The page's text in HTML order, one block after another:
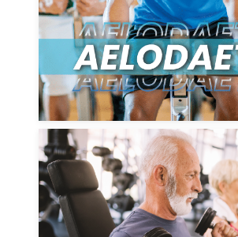
DARGANFOD MWY
Trawsnewid eich taith